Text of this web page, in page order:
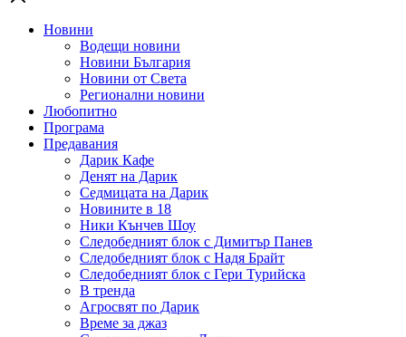
Новини
Водещи новини
Новини България
Новини от Света
Регионални новини
Любопитно
Програма
Предавания
Дарик Кафе
Денят на Дарик
Седмицата на Дарик
Новините в 18
Ники Кънчев Шоу
Следобедният блок с Димитър Панев
Следобедният блок с Надя Брайт
Следобедният блок с Гери Турийска
В тренда
Агросвят по Дарик
Време за джаз